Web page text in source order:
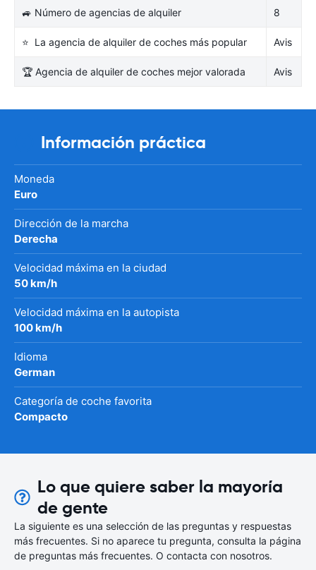
🚙 Número de agencias de alquiler 8
⭐ La agencia de alquiler de coches más popular Avis
🏆 Agencia de alquiler de coches mejor valorada Avis
Información práctica
Moneda
Euro
Dirección de la marcha
Derecha
Velocidad máxima en la ciudad
50 km/h
Velocidad máxima en la autopista
100 km/h
Idioma
German
Categoría de coche favorita
Compacto
Lo que quiere saber la mayoría
de gente
La siguiente es una selección de las preguntas y respuestas
más frecuentes. Si no aparece tu pregunta, consulta la página
de preguntas más frecuentes. O contacta con nosotros.